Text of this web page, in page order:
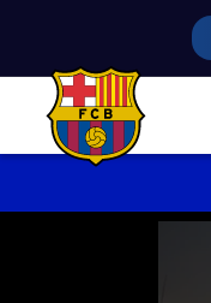
FC Barcelona club badge